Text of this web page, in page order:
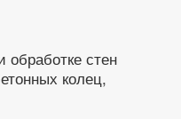
обработке стен
колец,